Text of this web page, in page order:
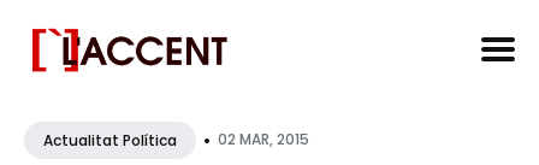
forActualitat Política • 02 MAR, 2015